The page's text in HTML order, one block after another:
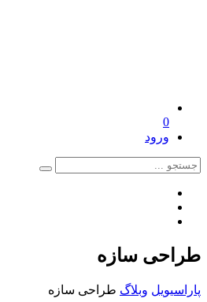
0
ورود
طراحی سازه
پاراسیویل وبلاگ طراحی سازه